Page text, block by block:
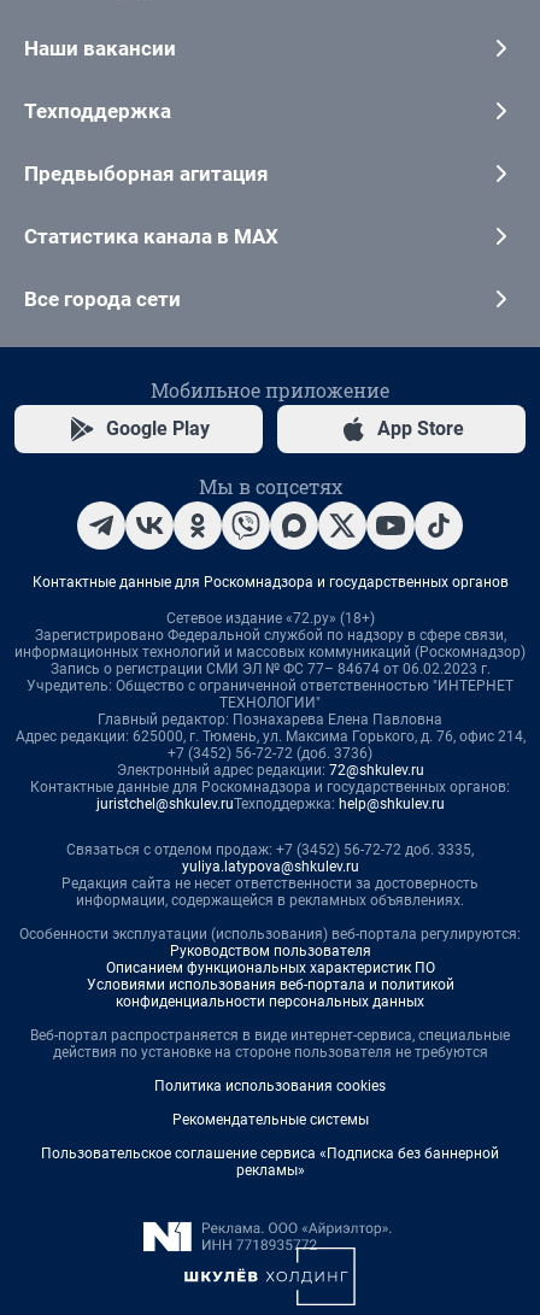
Наши вакансии
Техподдержка
Предвыборная агитация
Статистика канала в MAX
Все города сети
Мобильное приложение
Google Play App Store
Мы в соцсетях
Контактные данные для Роскомнадзора и государственных органов
Сетевое издание «72.ру» (18+)
Зарегистрировано Федеральной службой по надзору в сфере связи,
информационных технологий и массовых коммуникаций (Роскомнадзор)
Запись о регистрации СМИ ЭЛ № ФС 77– 84674 от 06.02.2023 г.
Учредитель: Общество с ограниченной ответственностью "ИНТЕРНЕТ
ТЕХНОЛОГИИ"
Главный редактор: Познахарева Елена Павловна
Адрес редакции: 625000, г. Тюмень, ул. Максима Горького, д. 76, офис 214,
+7 (3452) 56-72-72 (доб. 3736)
Электронный адрес редакции: 72@shkulev.ru
Контактные данные для Роскомнадзора и государственных органов:
juristchel@shkulev.ruТехподдержка: help@shkulev.ru
Связаться с отделом продаж: +7 (3452) 56-72-72 доб. 3335,
yuliya.latypova@shkulev.ru
Редакция сайта не несет ответственности за достоверность
информации, содержащейся в рекламных объявлениях.
Особенности эксплуатации (использования) веб-портала регулируются:
Руководством пользователя
Описанием функциональных характеристик ПО
Условиями использования веб-портала и политикой
конфиденциальности персональных данных
Веб-портал распространяется в виде интернет-сервиса, специальные
действия по установке на стороне пользователя не требуются
Политика использования cookies
Рекомендательные системы
Пользовательское соглашение сервиса «Подписка без баннерной
рекламы»